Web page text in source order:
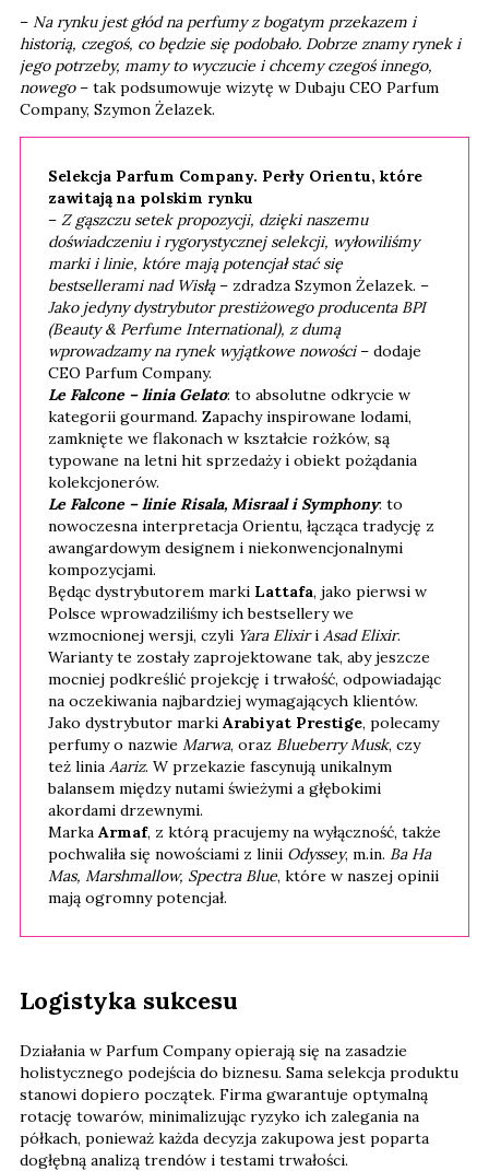
– Na rynku jest głód na perfumy z bogatym przekazem i
historią, czegoś, co będzie się podobało. Dobrze znamy rynek i
jego potrzeby, mamy to wyczucie i chcemy czegoś innego,
nowego– tak podsumowuje wizytę w Dubaju CEO Parfum
Company, Szymon Żelazek.
Selekcja Parfum Company. Perły Orientu, które
zawitają na polskim rynku
– Z gąszczu setek propozycji, dzięki naszemu
doświadczeniu i rygorystycznej selekcji, wyłowiliśmy
marki i linie, które mają potencjał stać się
bestsellerami nad Wisłą– zdradza Szymon Żelazek. –
Jako jedyny dystrybutor prestiżowego producenta BPI
(Beauty & Perfume International), z dumą
wprowadzamy na rynek wyjątkowe nowości – dodaje
CEO Parfum Company.
Le Falcone – linia Gelato: to absolutne odkrycie w
kategorii gourmand. Zapachy inspirowane lodami,
zamknięte we flakonach w kształcie rożków, są
typowane na letni hit sprzedaży i obiekt pożądania
kolekcjonerów.
Le Falcone – linie Risala, Misraal i Symphony: to
nowoczesna interpretacja Orientu, łącząca tradycję z
awangardowym designem i niekonwencjonalnymi
kompozycjami.
Będąc dystrybutorem marki Lattafa, jako pierwsi w
Polsce wprowadziliśmy ich bestsellery we
wzmocnionej wersji, czyli Yara Elixiri Asad Elixir.
Warianty te zostały zaprojektowane tak, aby jeszcze
mocniej podkreślić projekcję i trwałość, odpowiadając
na oczekiwania najbardziej wymagających klientów.
Jako dystrybutor marki Arabiyat Prestige, polecamy
perfumy o nazwie Marwa, oraz Blueberry Musk, czy
też linia Aariz. W przekazie fascynują unikalnym
balansem między nutami świeżymi a głębokimi
akordami drzewnymi.
Marka Armaf, z którą pracujemy na wyłączność, także
pochwaliła się nowościami z linii Odyssey, m.in. Ba Ha
Mas, Marshmallow, Spectra Blue, które w naszej opinii
mają ogromny potencjał.
Logistyka sukcesu
Działania w Parfum Company opierają się na zasadzie
holistycznego podejścia do biznesu. Sama selekcja produktu
stanowi dopiero początek. Firma gwarantuje optymalną
rotację towarów, minimalizując ryzyko ich zalegania na
półkach, ponieważ każda decyzja zakupowa jest poparta
dogłębną analizą trendów i testami trwałości.